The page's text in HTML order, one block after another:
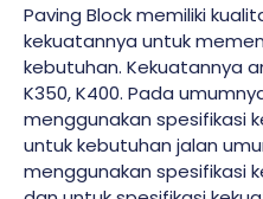
Paving Block memiliki
kekuatannya untuk
kebutuhan. Kekuatannya
K350, K400. Pada
menggunakan spesifikasi
untuk kebutuhan jalan
menggunakan spesifikasi